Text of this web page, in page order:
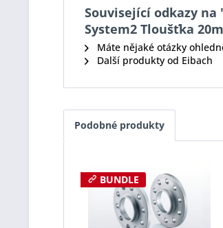
Související odkazy na
System2 Tloušťka
Máte nějaké otázky
Další produkty od Eibach
Podobné produkty
BUNDLE